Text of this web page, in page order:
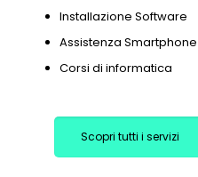
Installazione Software
Assistenza
Corsi di informatica
Scopri tutti i servizi